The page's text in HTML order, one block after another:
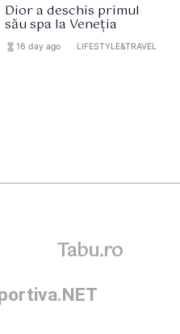
Dior a deschis primul
său spa la Veneția
hourglass_full 16 day ago LIFESTYLE&TRAVEL
Tabu.ro